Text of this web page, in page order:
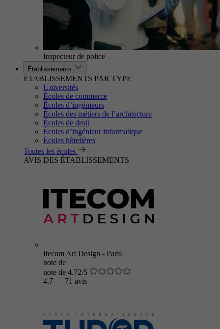
Inspecteur de police
Établissements
ÉTABLISSEMENTS PAR TYPE
Universités
Écoles de commerce
Écoles d’ingénieurs
Écoles des métiers de l’architecture
Écoles de droit
Écoles d’ingénieur informatique
Écoles hôtelières
Toutes les écoles
AVIS DES ÉTABLISSEMENTS
Itecom Art Design - Paris
note de
note de 4.72/5
4.7 — 71 avis